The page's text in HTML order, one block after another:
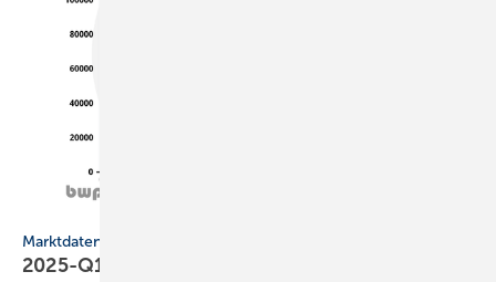
Marktdaten
2025-Q1: Wärmepumpen-Absatz ist um 35 %